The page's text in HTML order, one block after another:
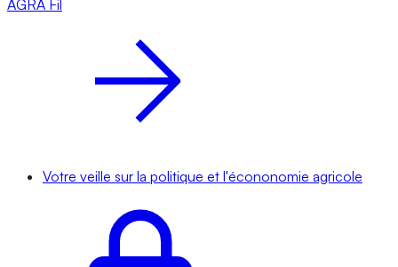
AGRA Fil
Votre veille sur la politique et l'écononomie agricole